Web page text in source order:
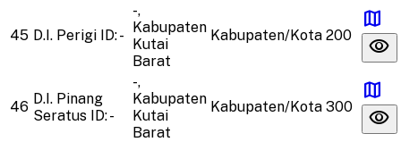
45 D.I. Perigi ID: -
-,
Kabupaten
Kutai
Barat
Kabupaten/Kota 200
map
visibility
46 D.I. Pinang
Seratus ID: -
-,
Kabupaten
Kutai
Barat
Kabupaten/Kota 300
map
visibility